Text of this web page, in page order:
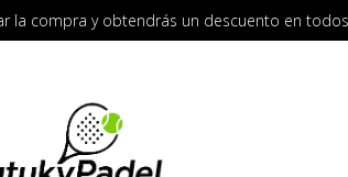
la compra y obtendrás un descuento en